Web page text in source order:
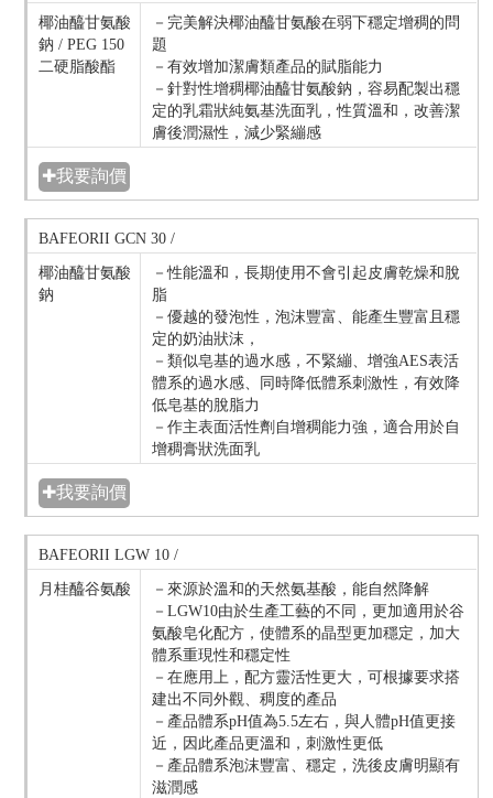
椰油醯甘氨酸
鈉 / PEG 150
二硬脂酸酯
－完美解決椰油醯甘氨酸在弱下穩定增稠的問
題
－有效增加潔膚類產品的賦脂能力
－針對性增稠椰油醯甘氨酸鈉，容易配製出穩
定的乳霜狀純氨基洗面乳，性質溫和，改善潔
膚後潤濕性，減少緊繃感
✚我要詢價
BAFEORII GCN 30 /
椰油醯甘氨酸
鈉
－性能溫和，長期使用不會引起皮膚乾燥和脫
脂
－優越的發泡性，泡沫豐富、能產生豐富且穩
定的奶油狀沫，
－類似皂基的過水感，不緊繃、增強AES表活
體系的過水感、同時降低體系刺激性，有效降
低皂基的脫脂力
－作主表面活性劑自增稠能力強，適合用於自
增稠膏狀洗面乳
✚我要詢價
BAFEORII LGW 10 /
月桂醯谷氨酸
－來源於溫和的天然氨基酸，能自然降解
－LGW10由於生產工藝的不同，更加適用於谷
氨酸皂化配方，使體系的晶型更加穩定，加大
體系重現性和穩定性
－在應用上，配方靈活性更大，可根據要求搭
建出不同外觀、稠度的產品
－產品體系pH值為5.5左右，與人體pH值更接
近，因此產品更溫和，刺激性更低
－產品體系泡沫豐富、穩定，洗後皮膚明顯有
滋潤感